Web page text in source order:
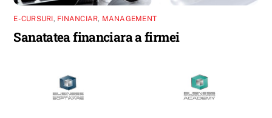
E-CURSURI, FINANCIAR, MANAGEMENT
Sanatatea financiara a firmei